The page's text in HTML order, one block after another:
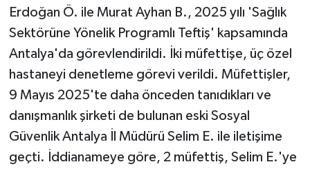
Erdoğan Ö. ile Murat Ayhan B., 2025 yılı 'Sağlık
Sektörüne Yönelik Programlı Teftiş' kapsamında
Antalya'da görevlendirildi. İki müfettişe, üç özel
hastaneyi denetleme görevi verildi. Müfettişler,
9 Mayıs 2025'te daha önceden tanıdıkları ve
danışmanlık şirketi de bulunan eski Sosyal
Güvenlik Antalya İl Müdürü Selim E. ile iletişime
geçti. İddianameye göre, 2 müfettiş, Selim E.'ye